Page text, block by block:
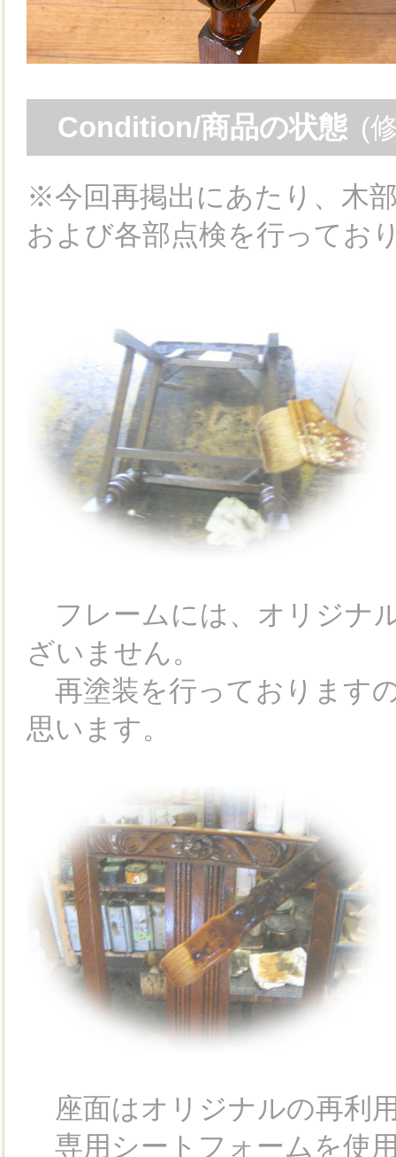
Condition/商品の状態 (
※今回再掲出にあたり、木
および各部点検を行ってお
フレームには、オリジナ
ざいません。
再塗装を行っております
思います。
座面はオリジナルの再利
専用シートフォームを使